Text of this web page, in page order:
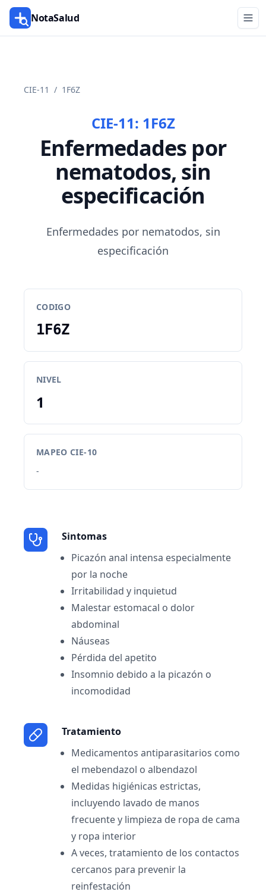
NotaSalud
CIE-11 / 1F6Z
CIE-11: 1F6Z
Enfermedades por
nematodos, sin
especificación
Enfermedades por nematodos, sin
especificación
CODIGO
1F6Z
NIVEL
1
MAPEO CIE-10
-
Sintomas
Picazón anal intensa especialmente
por la noche
Irritabilidad y inquietud
Malestar estomacal o dolor
abdominal
Náuseas
Pérdida del apetito
Insomnio debido a la picazón o
incomodidad
Tratamiento
Medicamentos antiparasitarios como
el mebendazol o albendazol
Medidas higiénicas estrictas,
incluyendo lavado de manos
frecuente y limpieza de ropa de cama
y ropa interior
A veces, tratamiento de los contactos
cercanos para prevenir la
reinfestación